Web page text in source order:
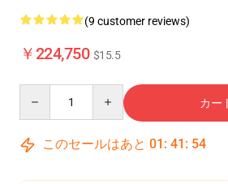
(9 customer reviews)
￥224,750 $15.5
カー
このセールはあと 01 : 41 : 54